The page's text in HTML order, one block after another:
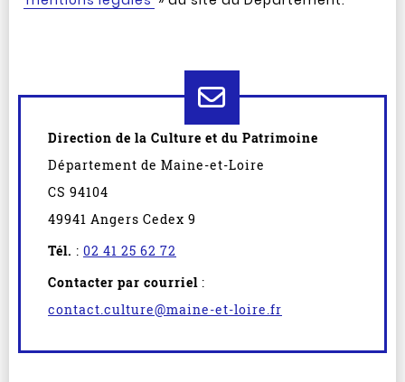
Direction de la Culture et du Patrimoine
Département de Maine-et-Loire
CS 94104
49941 Angers Cedex 9
Tél. : 02 41 25 62 72
Contacter par courriel :
contact.culture@maine-et-loire.fr